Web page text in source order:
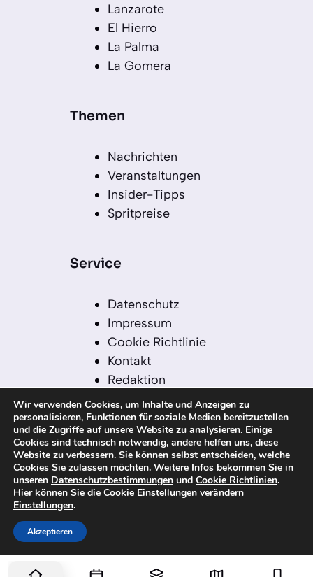
Lanzarote
El Hierro
La Palma
La Gomera
Themen
Nachrichten
Veranstaltungen
Insider-Tipps
Spritpreise
Service
Datenschutz
Impressum
Cookie Richtlinie
Kontakt
Redaktion
Redaktionelle Leitlinien
Sitemap
Einsatz von KI in der
Redaktion
© 2026 kanaren-nachrichten.com – Alle
Rechte vorbehalten
Wir verwenden Cookies, um Inhalte und Anzeigen zu
personalisieren, Funktionen für soziale Medien bereitzustellen
und die Zugriffe auf unsere Website zu analysieren. Einige
Cookies sind technisch notwendig, andere helfen uns, diese
Website zu verbessern. Sie können selbst entscheiden, welche
Cookies Sie zulassen möchten. Weitere Infos bekommen Sie in
unseren Datenschutzbestimmungen und Cookie Richtlinien.
Hier können Sie die Cookie Einstellungen verändern
Einstellungen.
Akzeptieren